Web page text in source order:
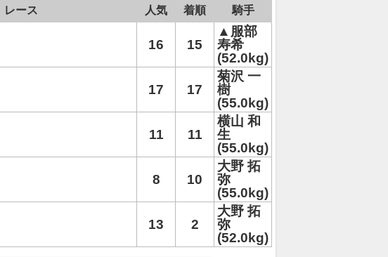
レース 人気 着順 騎手
16 15
▲服部
寿希
(52.0kg)
17 17
菊沢 一
樹
(55.0kg)
11 11
横山 和
生
(55.0kg)
8 10
大野 拓
弥
(55.0kg)
13 2
大野 拓
弥
(52.0kg)